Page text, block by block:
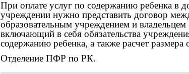
При оплате услуг по содержанию ребенка в
учреждении нужно представить договор
образовательным учреждением и владельцем
включающий в себя обязательства
содержанию ребенка, а также расчет размера
Отделение ПФР по РК.